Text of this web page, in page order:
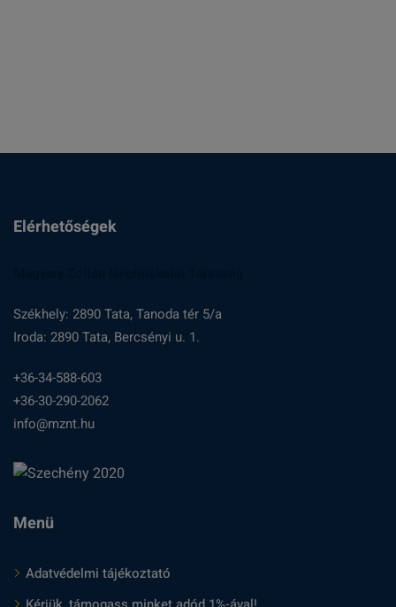
Elérhetőségek
Székhely: 2890 Tata, Tanoda tér 5/a
Iroda: 2890 Tata, Bercsényi u. 1.
+36-34-588-603
+36-30-290-2062
info@mznt.hu
Menü
Adatvédelmi tájékoztató